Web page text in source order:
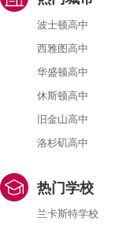
波士顿高中
西雅图高中
华盛顿高中
休斯顿高中
旧金山高中
洛杉矶高中
热门学校
兰卡斯特学校